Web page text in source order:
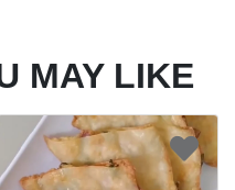
MAY LIKE